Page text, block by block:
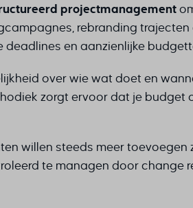
projectmanagement
rebranding
deadlines en aanzienlijke
over wie wat doet en
zorgt ervoor dat je budget
willen steeds meer toevoegen
te managen door change